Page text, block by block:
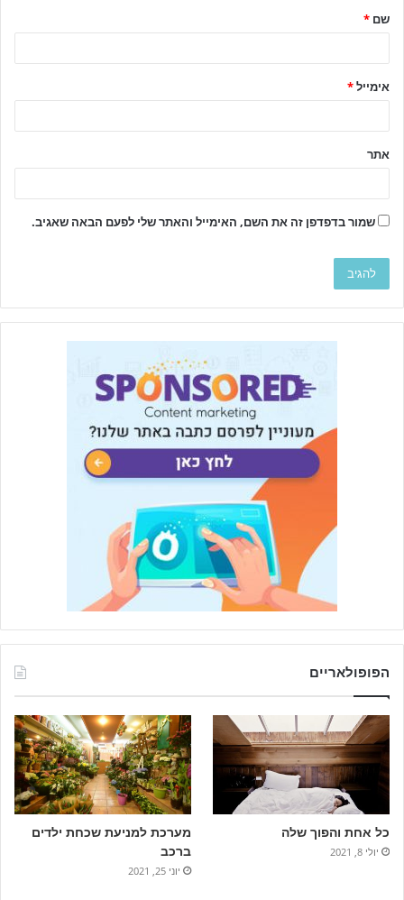
שם *
אימייל*
אתר
שמור בדפדפן זה את השם, האימייל והאתר שלי לפעם הבאה שאגיב.
הפופולאריים
כל אחת והפוך שלה
יולי 8, 2021
מערכת למניעת שכחת ילדים
ברכב
יוני 25, 2021